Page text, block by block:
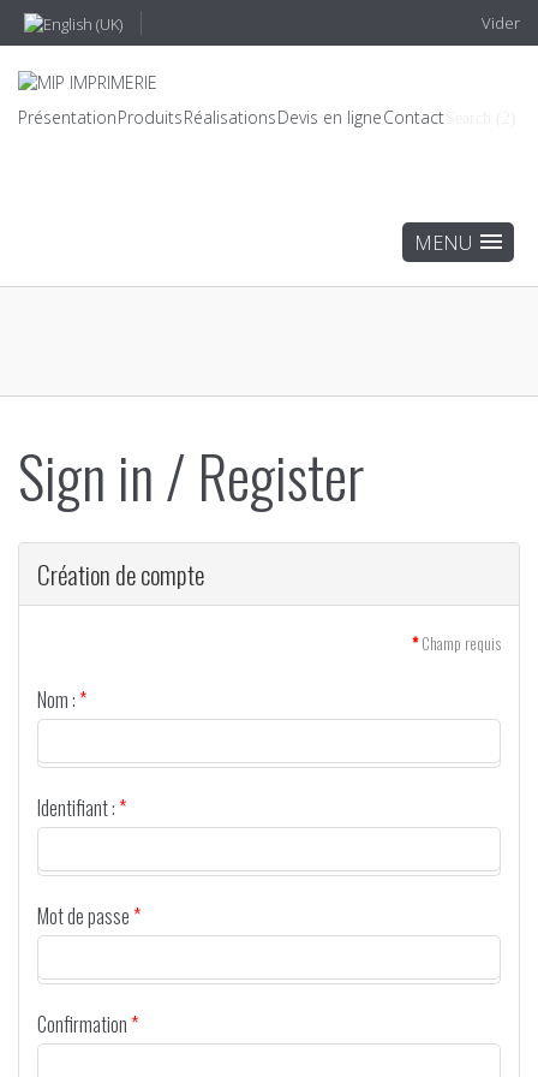
Vider
PrésentationProduitsRéalisationsDevis en ligneContact
Sign in / Register
Création de compte
*Champ requis
Nom :*
Identifiant :*
Mot de passe*
Confirmation*